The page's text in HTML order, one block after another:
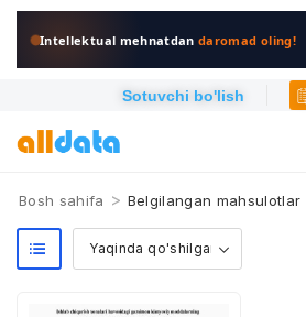
Intellektual mehnatdandaromad oling!
Sotuvchi bo'lish
Bosh sahifa > Belgilangan mahsulotlar